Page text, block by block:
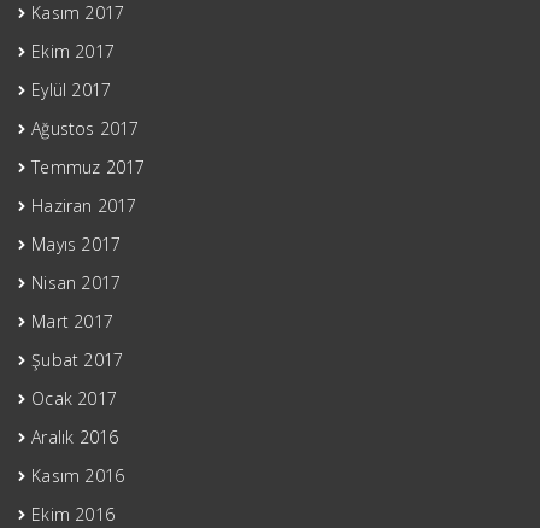
Kasım 2017
Ekim 2017
Eylül 2017
Ağustos 2017
Temmuz 2017
Haziran 2017
Mayıs 2017
Nisan 2017
Mart 2017
Şubat 2017
Ocak 2017
Aralık 2016
Kasım 2016
Ekim 2016